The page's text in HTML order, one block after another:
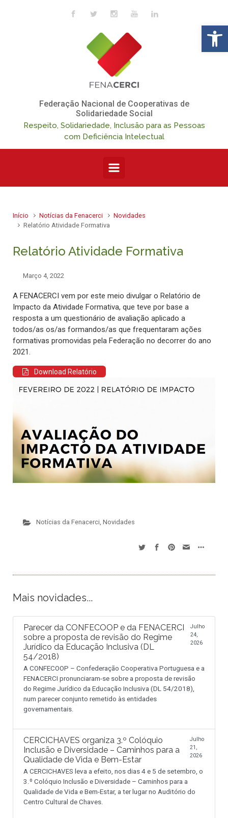
Federação Nacional de Cooperativas de
Solidariedade Social
Respeito, Solidariedade, Inclusão para as Pessoas
com Deficiência Intelectual
Início Notícias da Fenacerci
Novidades
Relatório Atividade Formativa
Relatório Atividade Formativa
Março 4, 2022
A FENACERCI vem por este meio divulgar o Relatório de
Impacto da Atividade Formativa, que teve por base a
resposta a um questionário de avaliação aplicado a
todos/as os/as formandos/as que frequentaram ações
formativas promovidas pela Federação no decorrer do ano
2021.
Download Relatório
Notícias da Fenacerci, Novidades
Mais novidades...
Parecer da CONFECOOP e da FENACERCI
sobre a proposta de revisão do Regime
Jurídico da Educação Inclusiva (DL
54/2018)
Julho
24,
2026
A CONFECOOP – Confederação Cooperativa Portuguesa e a
FENACERCI pronunciaram-se sobre a proposta de revisão
do Regime Jurídico da Educação Inclusiva (DL 54/2018),
num parecer conjunto remetido às entidades
governamentais.
CERCICHAVES organiza 3.º Colóquio
Inclusão e Diversidade – Caminhos para a
Qualidade de Vida e Bem-Estar
Julho
21,
2026
A CERCICHAVES leva a efeito, nos dias 4 e 5 de setembro, o
3.º Colóquio Inclusão e Diversidade – Caminhos para a
Qualidade de Vida e Bem-Estar, a ter lugar no Auditório do
Centro Cultural de Chaves.